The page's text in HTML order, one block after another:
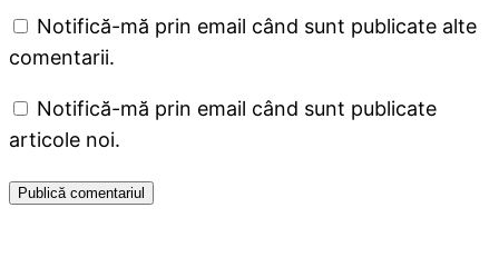
Notifică-mă prin email când sunt publicate alte
comentarii.
Notifică-mă prin email când sunt publicate
articole noi.